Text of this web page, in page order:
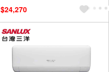
$24,270